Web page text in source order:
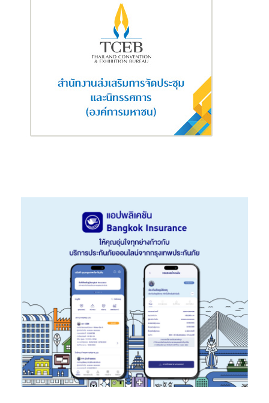
จาก AddVentures by SCG และผู้สนับสนุนรายอื่น ๆ จำนวน 100 ล้าน
บาท เพื่อนำไปใช้ในการขยายธุรกิจใน 2 ปีที่ผ่านมา ทำให้เราได้ปฏิวัติ
วงการโลจิสติกส์ไทยให้มุ่งสู่ดิจิทัลมาอย่างต่อเนื่อง โดยความร่วมมือ
ระหว่าง GIZTIX กับเอสซีจีครั้งนี้ก็เป็นอีกความร่วมมือครั้งสำคัญที่จะ
อุตสาหกรรมก่อสร้าง โดยเราได้มุ่งเน้นการจัดหาระบบโปรแกรม
จัดการและบริหารงานขนส่งเพื่อบริหารต้นทุนให้มีประสิทธิภาพสูงสุด
ร่วมกับธุรกิจจัดจำหน่ายและช่องทางการค้าปลีกของเอสซีจีมาตั้งแต่ปี
บริษัทคนขนส่งและคนขับรถ (Transportation Management
System – TMS) เพื่อช่วยบริหารจัดการรถขนส่งสำหรับร้านผู้แทน
จำหน่ายของเอสซีจี ซึ่งได้มีการพัฒนาทั้งการจัดตารางเที่ยวรถ ระบบ
รายงานและแจ้งสถานะแบบออนไลน์ การบันทึกจัดทำต้นทุน และ
รายงานการขนส่ง ที่จะสามารถช่วยลดภาระงานและบริหารทรัพยากร
ได้อย่างมีประสิทธิภาพมากขึ้น โดยเอสซีจีได้ทำหน้าที่เป็นผู้ให้คำ
แนะนำและพัฒนากระบวนการทำงานของร้านผู้แทนจำหน่าย พร้อมทั้ง
ทดสอบ และประสานงานร่วมกับร้านผู้แทนจำหน่ายในการปรับปรุง
ระบบดังกล่าวให้มีประสิทธิภาพมากยิ่งขึ้น”